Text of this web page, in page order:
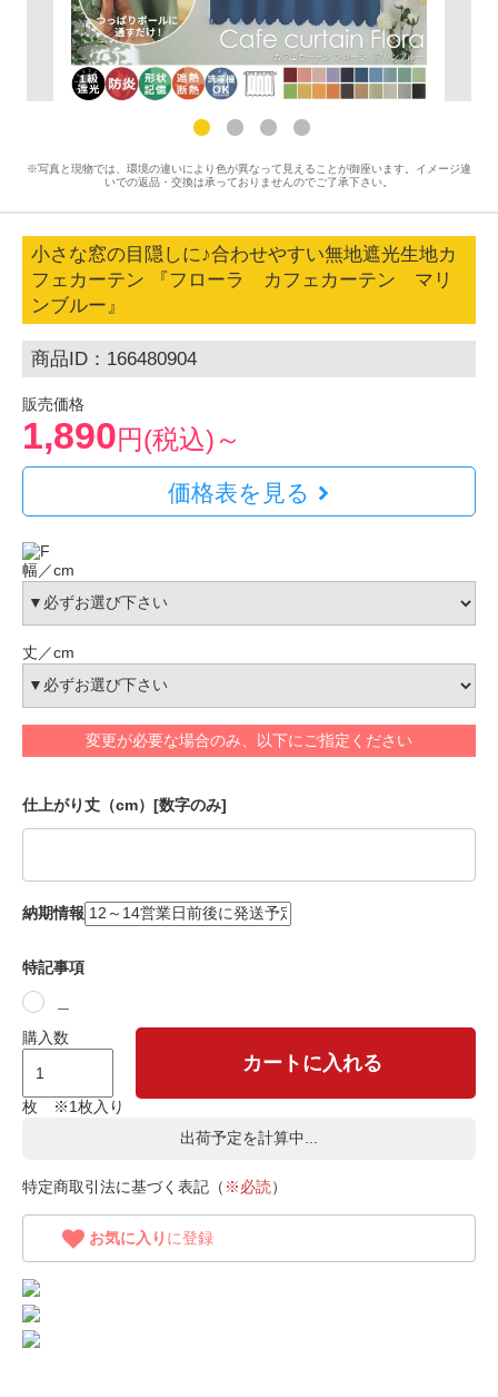
※写真と現物では、環境の違いにより色が異なって見えることが御座います。イメージ違
いでの返品・交換は承っておりませんのでご了承下さい。
小さな窓の目隠しに♪合わせやすい無地遮光生地カ
フェカーテン 『フローラ カフェカーテン マリ
ンブルー』
商品ID：166480904
販売価格
1,890円(税込)～
価格表を見る
幅／cm
丈／cm
変更が必要な場合のみ、以下にご指定ください
仕上がり丈（cm）[数字のみ]
納期情報
特記事項
購入数
枚 ※1枚入り
カートに入れる
出荷予定を計算中...
特定商取引法に基づく表記（ ※必読）
お気に入り に登録